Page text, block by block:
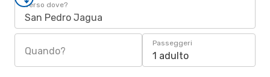
Verso dove?
San Pedro Jagua
Quando?
Passeggeri
1 adulto